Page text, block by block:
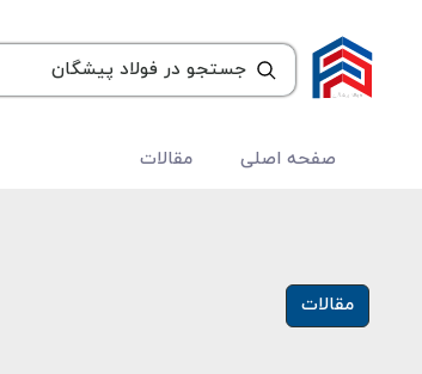
صفحه اصلی مقالات
مقالات